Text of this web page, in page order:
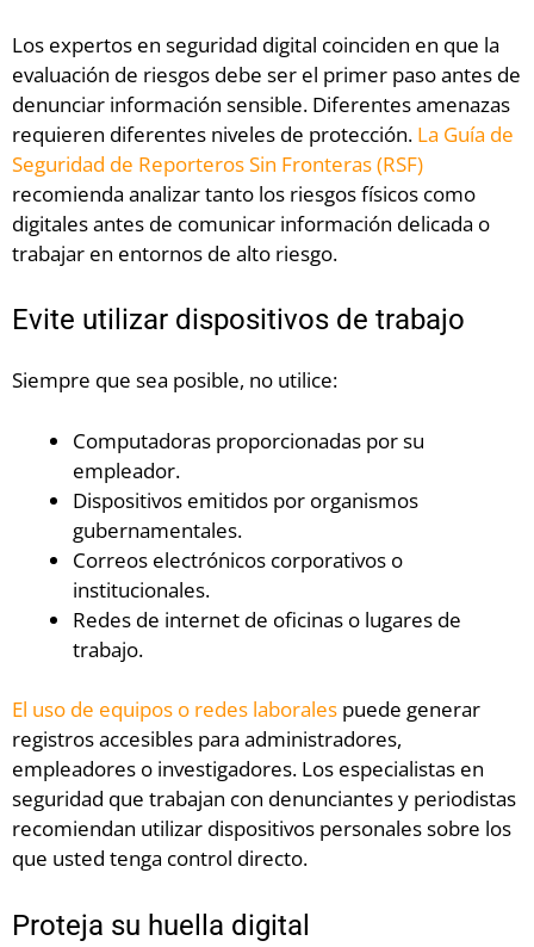
Los expertos en seguridad digital coinciden en que la
evaluación de riesgos debe ser el primer paso antes de
denunciar información sensible. Diferentes amenazas
requieren diferentes niveles de protección. La Guía de
Seguridad de Reporteros Sin Fronteras (RSF)
recomienda analizar tanto los riesgos físicos como
digitales antes de comunicar información delicada o
trabajar en entornos de alto riesgo.
Evite utilizar dispositivos de trabajo
Siempre que sea posible, no utilice:
Computadoras proporcionadas por su
empleador.
Dispositivos emitidos por organismos
gubernamentales.
Correos electrónicos corporativos o
institucionales.
Redes de internet de oficinas o lugares de
trabajo.
El uso de equipos o redes laborales puede generar
registros accesibles para administradores,
empleadores o investigadores. Los especialistas en
seguridad que trabajan con denunciantes y periodistas
recomiendan utilizar dispositivos personales sobre los
que usted tenga control directo.
Proteja su huella digital